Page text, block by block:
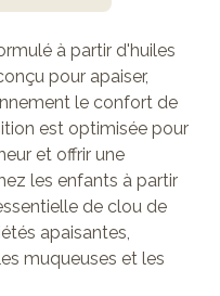
à partir d'huiles
pour apaiser,
le confort de
est optimisée pour
et offrir une
les enfants à partir
de clou de
apaisantes,
muqueuses et les